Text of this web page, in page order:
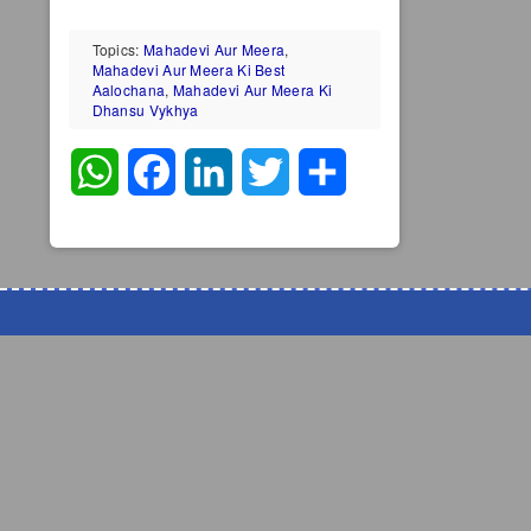
Topics: Mahadevi Aur Meera,
Mahadevi Aur Meera Ki Best
Aalochana, Mahadevi Aur Meera Ki
Dhansu Vykhya
WhatsAppFacebookLinkedInTwitter